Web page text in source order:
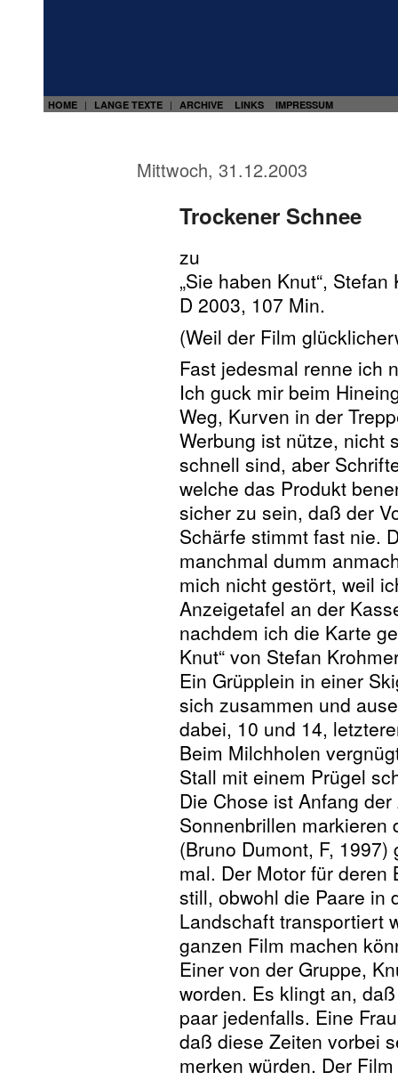
HOME | LANGE TEXTE | ARCHIVE LINKS IMPRESSUM
Mittwoch, 31.12.2003
Trockener Schnee
zu
„Sie haben Knut“, Stefan
D 2003, 107 Min.
(Weil der Film
Fast jedesmal renne ich
Ich guck mir beim
Weg, Kurven in der
Werbung ist nütze, nicht
schnell sind, aber
welche das Produkt
sicher zu sein, daß der
Schärfe stimmt fast nie.
manchmal dumm
mich nicht gestört, weil
Anzeigetafel an der
nachdem ich die Karte
Knut“ von Stefan
Ein Grüpplein in einer
sich zusammen und
dabei, 10 und 14,
Beim Milchholen
Stall mit einem Prügel
Die Chose ist Anfang
Sonnenbrillen markieren
(Bruno Dumont, F,
mal. Der Motor für deren
still, obwohl die Paare in
Landschaft transportiert
ganzen Film machen
Einer von der Gruppe,
worden. Es klingt an,
paar jedenfalls. Eine
daß diese Zeiten vorbei
merken würden. Der